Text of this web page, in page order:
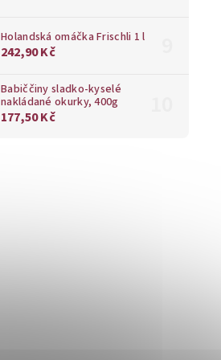
Holandská omáčka Frischli 1 l
242,90 Kč
Babiččiny sladko-kyselé
nakládané okurky, 400g
177,50 Kč